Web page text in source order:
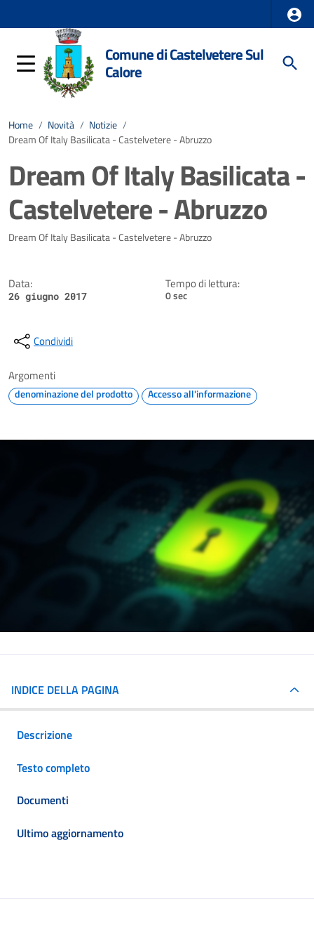
Comune di Castelvetere Sul
Calore
Home / Novità / Notizie /
Dream Of Italy Basilicata - Castelvetere - Abruzzo
Dream Of Italy Basilicata -
Castelvetere - Abruzzo
Dettagli della notizia
Dream Of Italy Basilicata - Castelvetere - Abruzzo
Data:
26 giugno 2017
Tempo di lettura:
0 sec
Condividi
Argomenti
denominazione del prodotto Accesso all'informazione
INDICE DELLA PAGINA
Descrizione
Testo completo
Documenti
Ultimo aggiornamento